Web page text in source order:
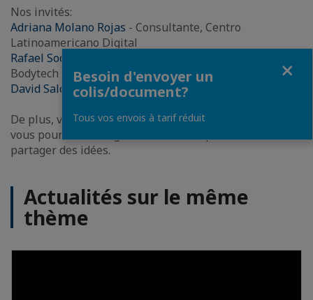
Nos invités:
Adriana Molano Rojas - Consultante, Centro
Latinoamericano Digital
Rafael Socarras Barros
Bodytech
David Salom- Directeur Digital & Tech, DIAGEO
De plus, vous profiterez d'un espace de networking où
vous pourrez échanger avec d'autres professionnels et
partager des idées.
Actualités sur le même
thème
Besoin d'envoyer un
colis/document?
Tous vos envois à tarif réduit